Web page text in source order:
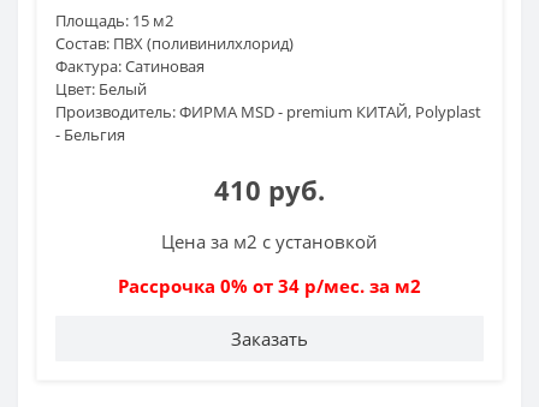
Площадь: 15 м2
Состав: ПВХ (поливинилхлорид)
Фактура:Сатиновая
Цвет: Белый
Производитель:ФИРМА MSD - premium КИТАЙ, Polyplast
- Бельгия
410 руб.
Цена за м2 с установкой
Рассрочка 0% от 34 р/мес. за м2
Заказать